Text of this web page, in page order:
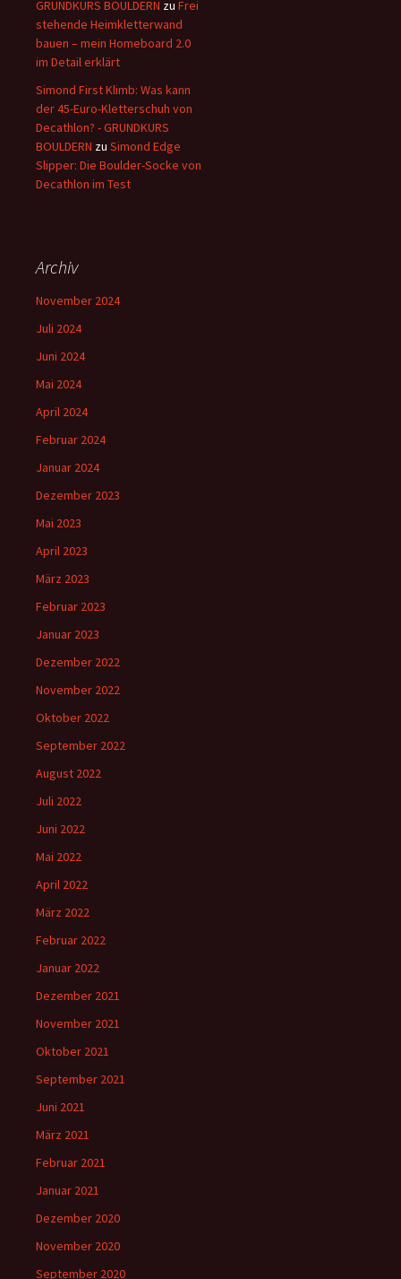
GRUNDKURS BOULDERN zu Frei
stehende Heimkletterwand
bauen – mein Homeboard 2.0
im Detail erklärt
Simond First Klimb: Was kann
der 45-Euro-Kletterschuh von
Decathlon? - GRUNDKURS
BOULDERN zu Simond Edge
Slipper: Die Boulder-Socke von
Decathlon im Test
Archiv
November 2024
Juli 2024
Juni 2024
Mai 2024
April 2024
Februar 2024
Januar 2024
Dezember 2023
Mai 2023
April 2023
März 2023
Februar 2023
Januar 2023
Dezember 2022
November 2022
Oktober 2022
September 2022
August 2022
Juli 2022
Juni 2022
Mai 2022
April 2022
März 2022
Februar 2022
Januar 2022
Dezember 2021
November 2021
Oktober 2021
September 2021
Juni 2021
März 2021
Februar 2021
Januar 2021
Dezember 2020
November 2020
September 2020